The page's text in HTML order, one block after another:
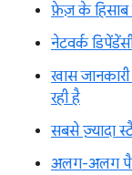
फ़ेज़ के हिसाब
नेटवर्क
खास
रही है
सबसे ज़्यादा
अलग-अलग